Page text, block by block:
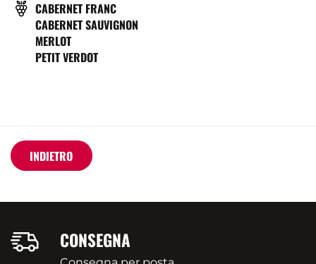
VITIGNO
CABERNET FRANC
CABERNET SAUVIGNON
MERLOT
PETIT VERDOT
INDIETRO
CONSEGNA